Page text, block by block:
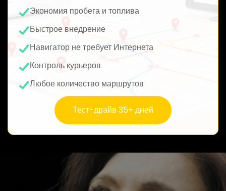
Экономия пробега и топлива
Быстрое внедрение
Навигатор не требует Интернета
Контроль курьеров
Любое количество маршрутов
Тест-драйв 35+ дней